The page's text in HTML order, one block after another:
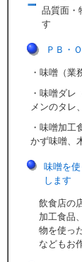
品質面・
す
ＰＢ・
・味噌（業
・味噌ダレ
メンのタレ
・味噌加工
かず味噌、
味噌を
します
飲食店の
加工食品
物を使っ
などもお